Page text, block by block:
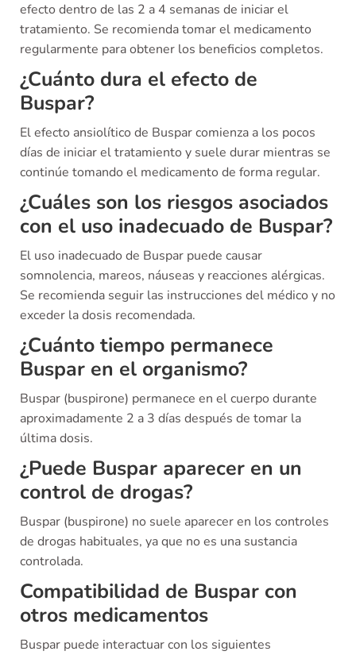
efecto dentro de las 2 a 4 semanas de iniciar el
tratamiento. Se recomienda tomar el medicamento
regularmente para obtener los beneficios completos.
¿Cuánto dura el efecto de
Buspar?
El efecto ansiolítico de Buspar comienza a los pocos
días de iniciar el tratamiento y suele durar mientras se
continúe tomando el medicamento de forma regular.
¿Cuáles son los riesgos asociados
con el uso inadecuado de Buspar?
El uso inadecuado de Buspar puede causar
somnolencia, mareos, náuseas y reacciones alérgicas.
Se recomienda seguir las instrucciones del médico y no
exceder la dosis recomendada.
¿Cuánto tiempo permanece
Buspar en el organismo?
Buspar (buspirone) permanece en el cuerpo durante
aproximadamente 2 a 3 días después de tomar la
última dosis.
¿Puede Buspar aparecer en un
control de drogas?
Buspar (buspirone) no suele aparecer en los controles
de drogas habituales, ya que no es una sustancia
controlada.
Compatibilidad de Buspar con
otros medicamentos
Buspar puede interactuar con los siguientes